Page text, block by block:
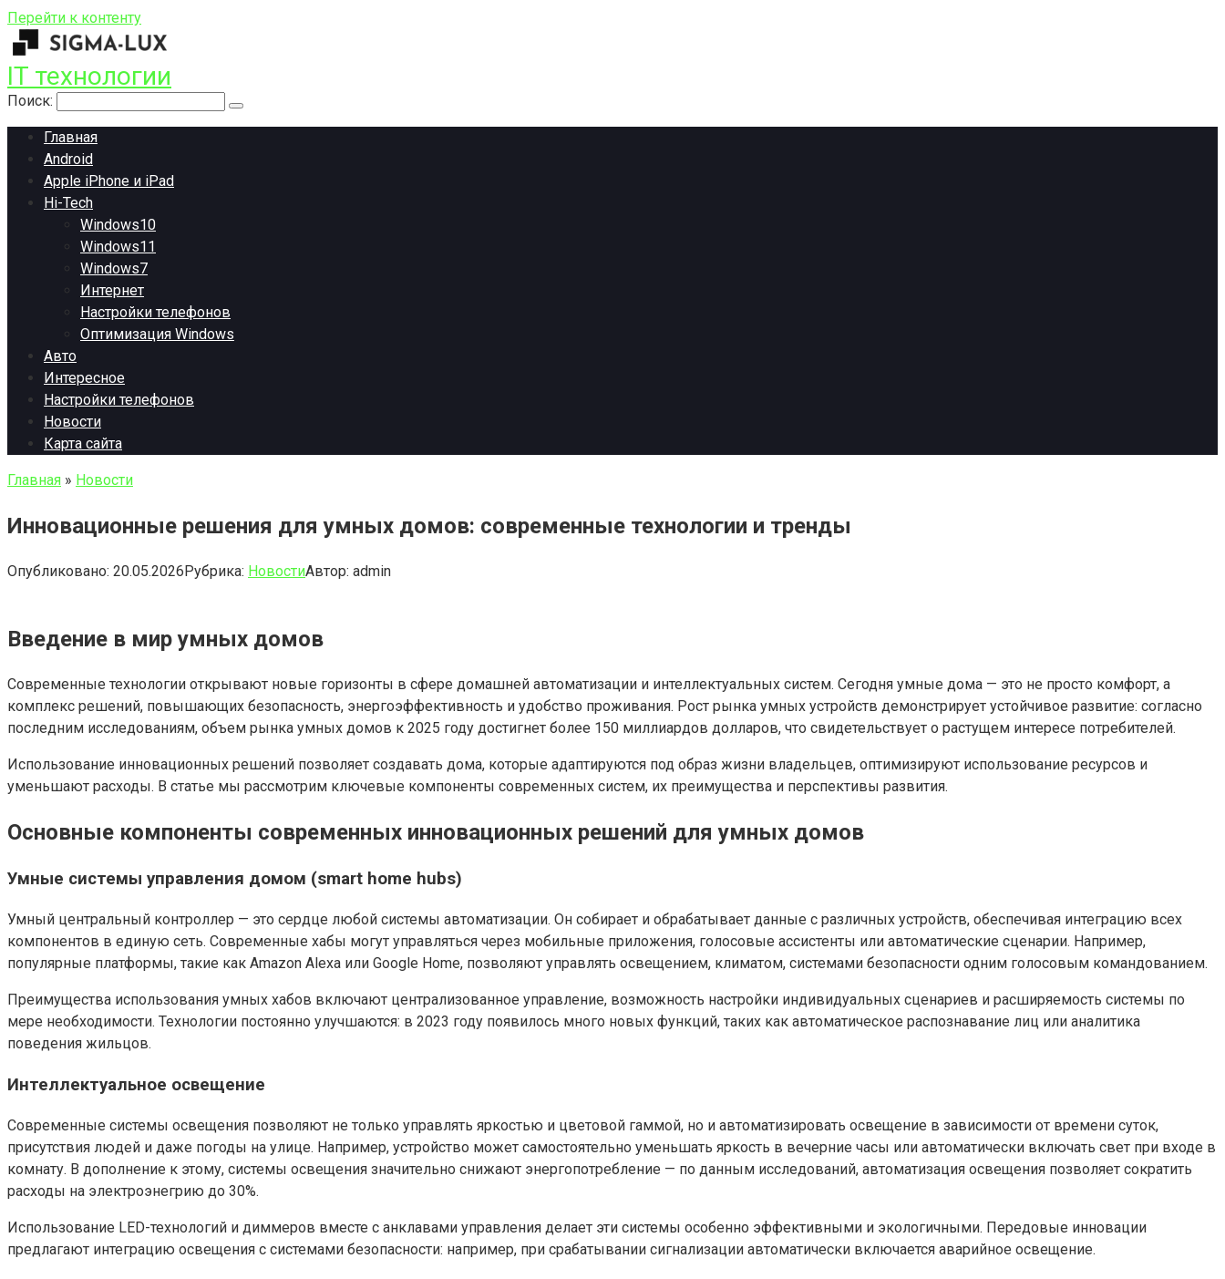
Перейти к контенту
IT технологии
Поиск:
Главная
Android
Apple iPhone и iPad
Hi-Tech
Windows10
Windows11
Windows7
Интернет
Настройки телефонов
Оптимизация Windows
Авто
Интересное
Настройки телефонов
Новости
Карта сайта
Главная » Новости
Инновационные решения для умных домов: современные технологии и тренды
Опубликовано: 20.05.2026Рубрика: НовостиАвтор: admin
Введение в мир умных домов
Современные технологии открывают новые горизонты в сфере домашней автоматизации и интеллектуальных систем. Сегодня умные дома — это не просто комфорт, а
комплекс решений, повышающих безопасность, энергоэффективность и удобство проживания. Рост рынка умных устройств демонстрирует устойчивое развитие: согласно
последним исследованиям, объем рынка умных домов к 2025 году достигнет более 150 миллиардов долларов, что свидетельствует о растущем интересе потребителей.
Использование инновационных решений позволяет создавать дома, которые адаптируются под образ жизни владельцев, оптимизируют использование ресурсов и
уменьшают расходы. В статье мы рассмотрим ключевые компоненты современных систем, их преимущества и перспективы развития.
Основные компоненты современных инновационных решений для умных домов
Умные системы управления домом (smart home hubs)
Умный центральный контроллер — это сердце любой системы автоматизации. Он собирает и обрабатывает данные с различных устройств, обеспечивая интеграцию всех
компонентов в единую сеть. Современные хабы могут управляться через мобильные приложения, голосовые ассистенты или автоматические сценарии. Например,
популярные платформы, такие как Amazon Alexa или Google Home, позволяют управлять освещением, климатом, системами безопасности одним голосовым командованием.
Преимущества использования умных хабов включают централизованное управление, возможность настройки индивидуальных сценариев и расширяемость системы по
мере необходимости. Технологии постоянно улучшаются: в 2023 году появилось много новых функций, таких как автоматическое распознавание лиц или аналитика
поведения жильцов.
Интеллектуальное освещение
Современные системы освещения позволяют не только управлять яркостью и цветовой гаммой, но и автоматизировать освещение в зависимости от времени суток,
присутствия людей и даже погоды на улице. Например, устройство может самостоятельно уменьшать яркость в вечерние часы или автоматически включать свет при входе в
комнату. В дополнение к этому, системы освещения значительно снижают энергопотребление — по данным исследований, автоматизация освещения позволяет сократить
расходы на электроэнегрию до 30%.
Использование LED-технологий и диммеров вместе с анклавами управления делает эти системы особенно эффективными и экологичными. Передовые инновации
предлагают интеграцию освещения с системами безопасности: например, при срабатывании сигнализации автоматически включается аварийное освещение.